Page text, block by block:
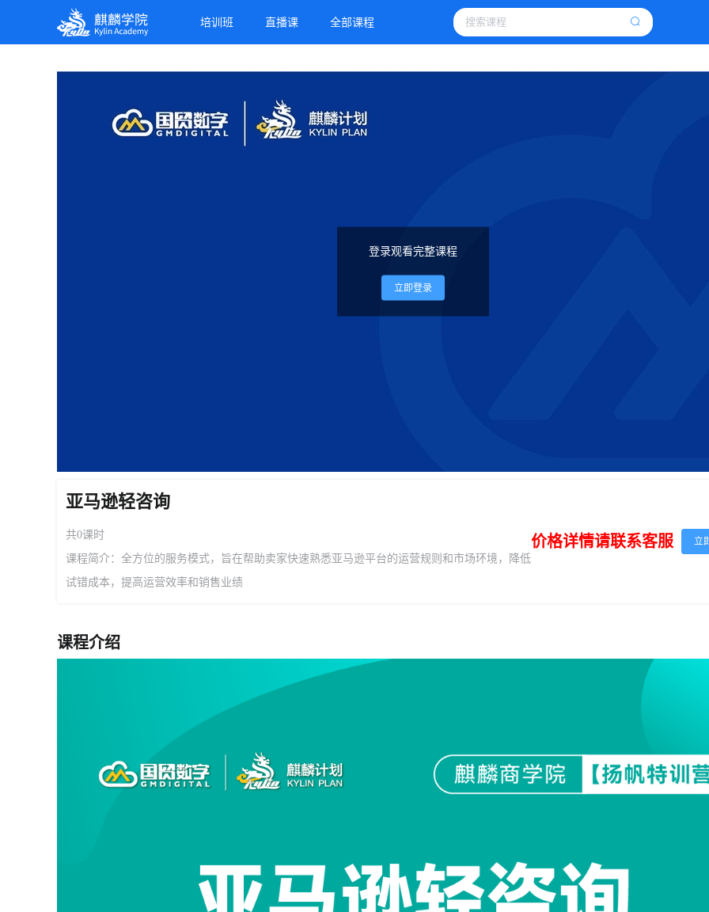
麒麟学院
Kylin Academy 培训班 直播课 全部课程
登录观看完整课程
立即登录
亚马逊轻咨询
共0课时
课程简介：全方位的服务模式，旨在帮助卖家快速熟悉亚马逊平台的运营规则和市场环境，降低
试错成本，提高运营效率和销售业绩
价格详情请联系客服 立
课程介绍